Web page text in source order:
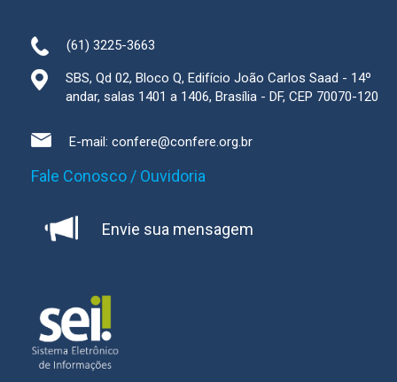
(61) 3225-3663
SBS, Qd 02, Bloco Q, Edifício João Carlos Saad - 14º
andar, salas 1401 a 1406, Brasília - DF, CEP 70070-120
E-mail: confere@confere.org.br
Fale Conosco / Ouvidoria
Envie sua mensagem